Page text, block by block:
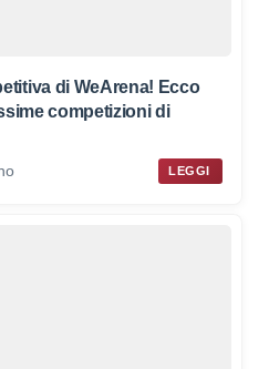
di WeArena! Ecco
competizioni di
LEGGI